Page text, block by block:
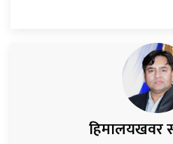
हिमालयखवर